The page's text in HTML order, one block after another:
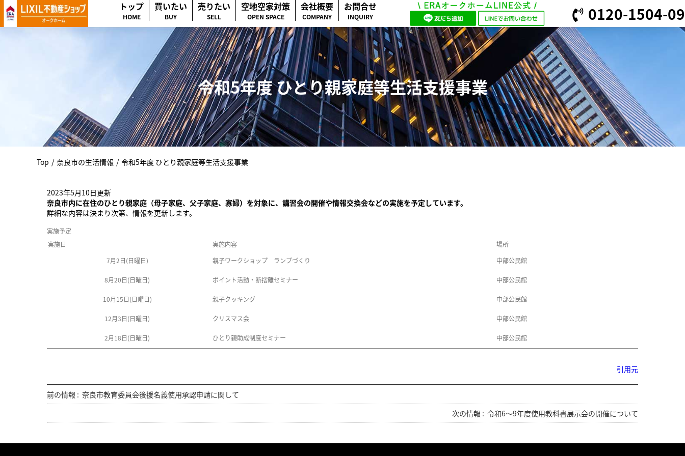
トップ
HOME
買いたい
BUY
売りたい
SELL
空地空家対策
OPEN SPACE
会社概要
COMPANY
お問合せ
INQUIRY 0120-1504-09
令和5年度 ひとり親家庭等生活支援事業
Top / 奈良市の生活情報 / 令和5年度 ひとり親家庭等生活支援事業
2023年5月10日更新
奈良市内に在住のひとり親家庭（母子家庭、父子家庭、寡婦）を対象に、講習会の開催や情報交換会などの実施を予定しています。
詳細な内容は決まり次第、情報を更新します。
実施予定
実施日
実施内容
場所
7月2日(日曜日)
親子ワークショップ ランプづくり 中部公民館
8月20日(日曜日) ポイント活動・断捨離セミナー 中部公民館
10月15日(日曜日) 親子クッキング 中部公民館
12月3日(日曜日) クリスマス会 中部公民館
2月18日(日曜日) ひとり親助成制度セミナー 中部公民館
引用元
前の情報 : 奈良市教育委員会後援名義使用承認申請に関して
次の情報 : 令和6～9年度使用教科書展示会の開催について